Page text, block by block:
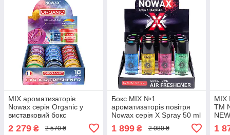
MIX ароматизаторів
Nowax серія Organic у
виставковий бокс
2 279 ₴ 2 570 ₴
Бокс MIX №1
ароматизаторів повітря
Nowax серія X Spray 50 ml
1 899₴ 2 080 ₴
MIX
TM
1